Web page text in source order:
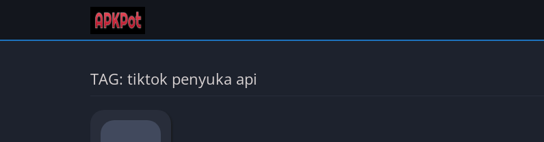
TAG: tiktok penyuka api